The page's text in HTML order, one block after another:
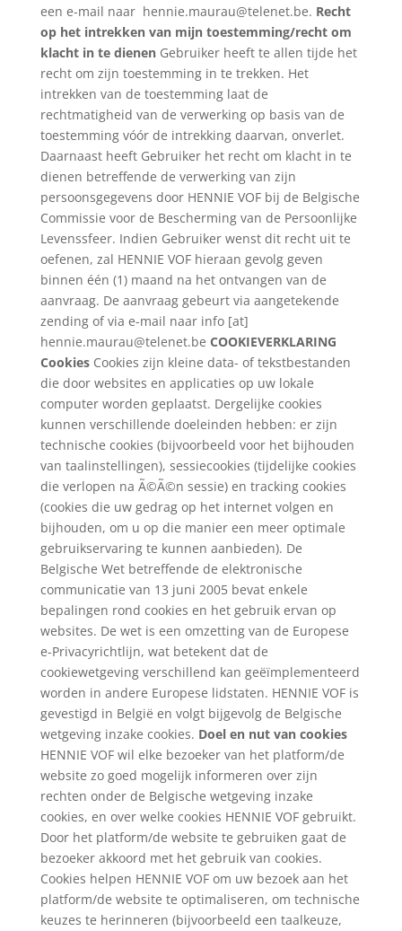
een e-mail naar hennie.maurau@telenet.be. Recht
op het intrekken van mijn toestemming/recht om
klacht in te dienenGebruiker heeft te allen tijde het
recht om zijn toestemming in te trekken. Het
intrekken van de toestemming laat de
rechtmatigheid van de verwerking op basis van de
toestemming vóór de intrekking daarvan, onverlet.
Daarnaast heeft Gebruiker het recht om klacht in te
dienen betreffende de verwerking van zijn
persoonsgegevens door HENNIE VOF bij de Belgische
Commissie voor de Bescherming van de Persoonlijke
Levenssfeer. Indien Gebruiker wenst dit recht uit te
oefenen, zal HENNIE VOF hieraan gevolg geven
binnen één (1) maand na het ontvangen van de
aanvraag. De aanvraag gebeurt via aangetekende
zending of via e-mail naar info [at]
hennie.maurau@telenet.be COOKIEVERKLARING
CookiesCookies zijn kleine data- of tekstbestanden
die door websites en applicaties op uw lokale
computer worden geplaatst. Dergelijke cookies
kunnen verschillende doeleinden hebben: er zijn
technische cookies (bijvoorbeeld voor het bijhouden
van taalinstellingen), sessiecookies (tijdelijke cookies
die verlopen na Ã©Ã©n sessie) en tracking cookies
(cookies die uw gedrag op het internet volgen en
bijhouden, om u op die manier een meer optimale
gebruikservaring te kunnen aanbieden). De
Belgische Wet betreffende de elektronische
communicatie van 13 juni 2005 bevat enkele
bepalingen rond cookies en het gebruik ervan op
websites. De wet is een omzetting van de Europese
e-Privacyrichtlijn, wat betekent dat de
cookiewetgeving verschillend kan geëïmplementeerd
worden in andere Europese lidstaten. HENNIE VOF is
gevestigd in België en volgt bijgevolg de Belgische
wetgeving inzake cookies. Doel en nut van cookies
HENNIE VOF wil elke bezoeker van het platform/de
website zo goed mogelijk informeren over zijn
rechten onder de Belgische wetgeving inzake
cookies, en over welke cookies HENNIE VOF gebruikt.
Door het platform/de website te gebruiken gaat de
bezoeker akkoord met het gebruik van cookies.
Cookies helpen HENNIE VOF om uw bezoek aan het
platform/de website te optimaliseren, om technische
keuzes te herinneren (bijvoorbeeld een taalkeuze,